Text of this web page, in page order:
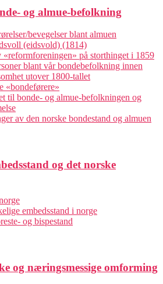
og almue-befolkning
bevegelser blant almuen
(eidsvold) (1814)
«reformforeningen» på storthinget i 1859
blant vår bondebefolkning innen
utover 1800-tallet
«bondeførere»
til bonde- og almue-befolkningen og
av den norske bondestand og almuen
og det norske
embedsstand i norge
og bispestand
og næringsmessige omforming